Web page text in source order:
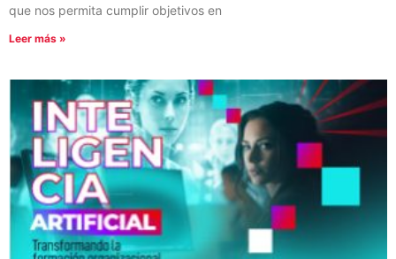
que nos permita cumplir objetivos en
Leer más »